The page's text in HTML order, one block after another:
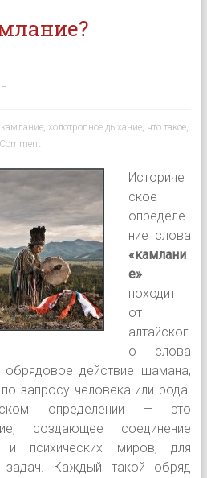
камлание, холотропное дыхание, что такое,
Историче
ское
определе
ние слова
«камлани
е»
походит
от
алтайског
о слова
обрядовое действие шамана,
запросу человека или рода.
определении — это
создающее соединение
и психических миров, для
задач. Каждый такой обряд